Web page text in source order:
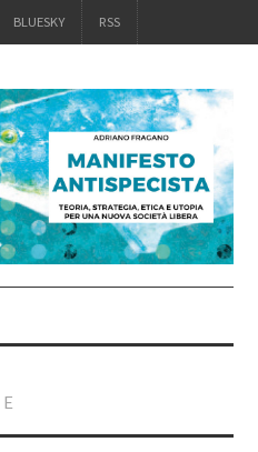
BLUESKY RSS